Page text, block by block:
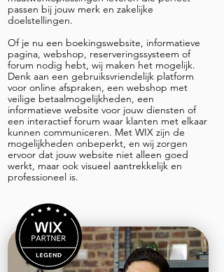
passen bij jouw merk en zakelijke
doelstellingen.
Of je nu een boekingswebsite, informatieve
pagina, webshop, reserveringssysteem of
forum nodig hebt, wij maken het mogelijk.
Denk aan een gebruiksvriendelijk platform
voor online afspraken, een webshop met
veilige betaalmogelijkheden, een
informatieve website voor jouw diensten of
een interactief forum waar klanten met elkaar
kunnen communiceren. Met WIX zijn de
mogelijkheden onbeperkt, en wij zorgen
ervoor dat jouw website niet alleen goed
werkt, maar ook visueel aantrekkelijk en
professioneel is.